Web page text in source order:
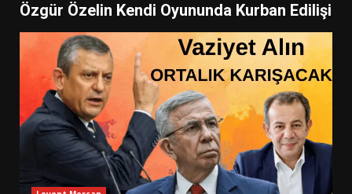
Özgür Özelin Kendi Oyununda Kurban Edilişi